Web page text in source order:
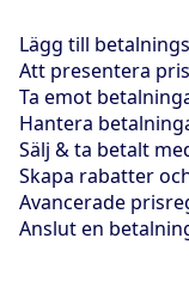
Lägg till
Att presentera
Ta emot
Hantera
Sälj & ta betalt
Skapa rabatter
Avancerade
Anslut en